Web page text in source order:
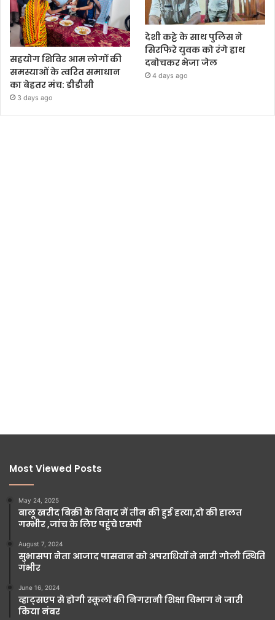
सहयोग शिविर आम लोगों की
समस्याओं के त्वरित समाधान
का बेहतर मंच: डीडीसी
3 days ago
देशी कट्टे के साथ पुलिस ने
सिरफिरे युवक को रंगे हाथ
दबोचकर भेजा जेल
4 days ago
Most Viewed Posts
May 24, 2025
बालू खरीद बिक्री के विवाद में तीन की हुई हत्या,दो की हालत
गम्भीर ,जांच के लिए पहुंचे एसपी
August 7, 2024
सुभासपा नेता आजाद पासवान को अपराधियों ने मारी गोली स्थिति
गंभीर
June 16, 2024
व्हाट्सएप से होगी स्कूलों की निगरानी शिक्षा विभाग ने जारी
किया नंबर